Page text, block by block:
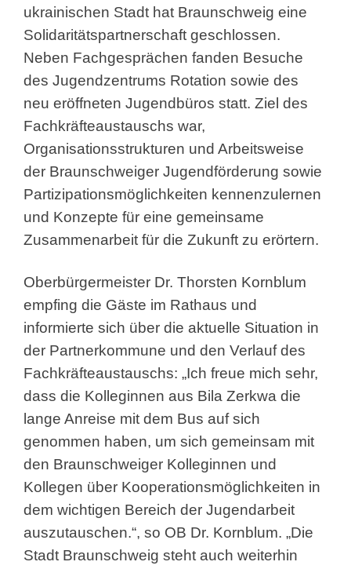
ukrainischen Stadt hat Braunschweig eine
Solidaritätspartnerschaft geschlossen.
Neben Fachgesprächen fanden Besuche
des Jugendzentrums Rotation sowie des
neu eröffneten Jugendbüros statt. Ziel des
Fachkräfteaustauschs war,
Organisationsstrukturen und Arbeitsweise
der Braunschweiger Jugendförderung sowie
Partizipationsmöglichkeiten kennenzulernen
und Konzepte für eine gemeinsame
Zusammenarbeit für die Zukunft zu erörtern.
Oberbürgermeister Dr. Thorsten Kornblum
empfing die Gäste im Rathaus und
informierte sich über die aktuelle Situation in
der Partnerkommune und den Verlauf des
Fachkräfteaustauschs: „Ich freue mich sehr,
dass die Kolleginnen aus Bila Zerkwa die
lange Anreise mit dem Bus auf sich
genommen haben, um sich gemeinsam mit
den Braunschweiger Kolleginnen und
Kollegen über Kooperationsmöglichkeiten in
dem wichtigen Bereich der Jugendarbeit
auszutauschen.“, so OB Dr. Kornblum. „Die
Stadt Braunschweig steht auch weiterhin